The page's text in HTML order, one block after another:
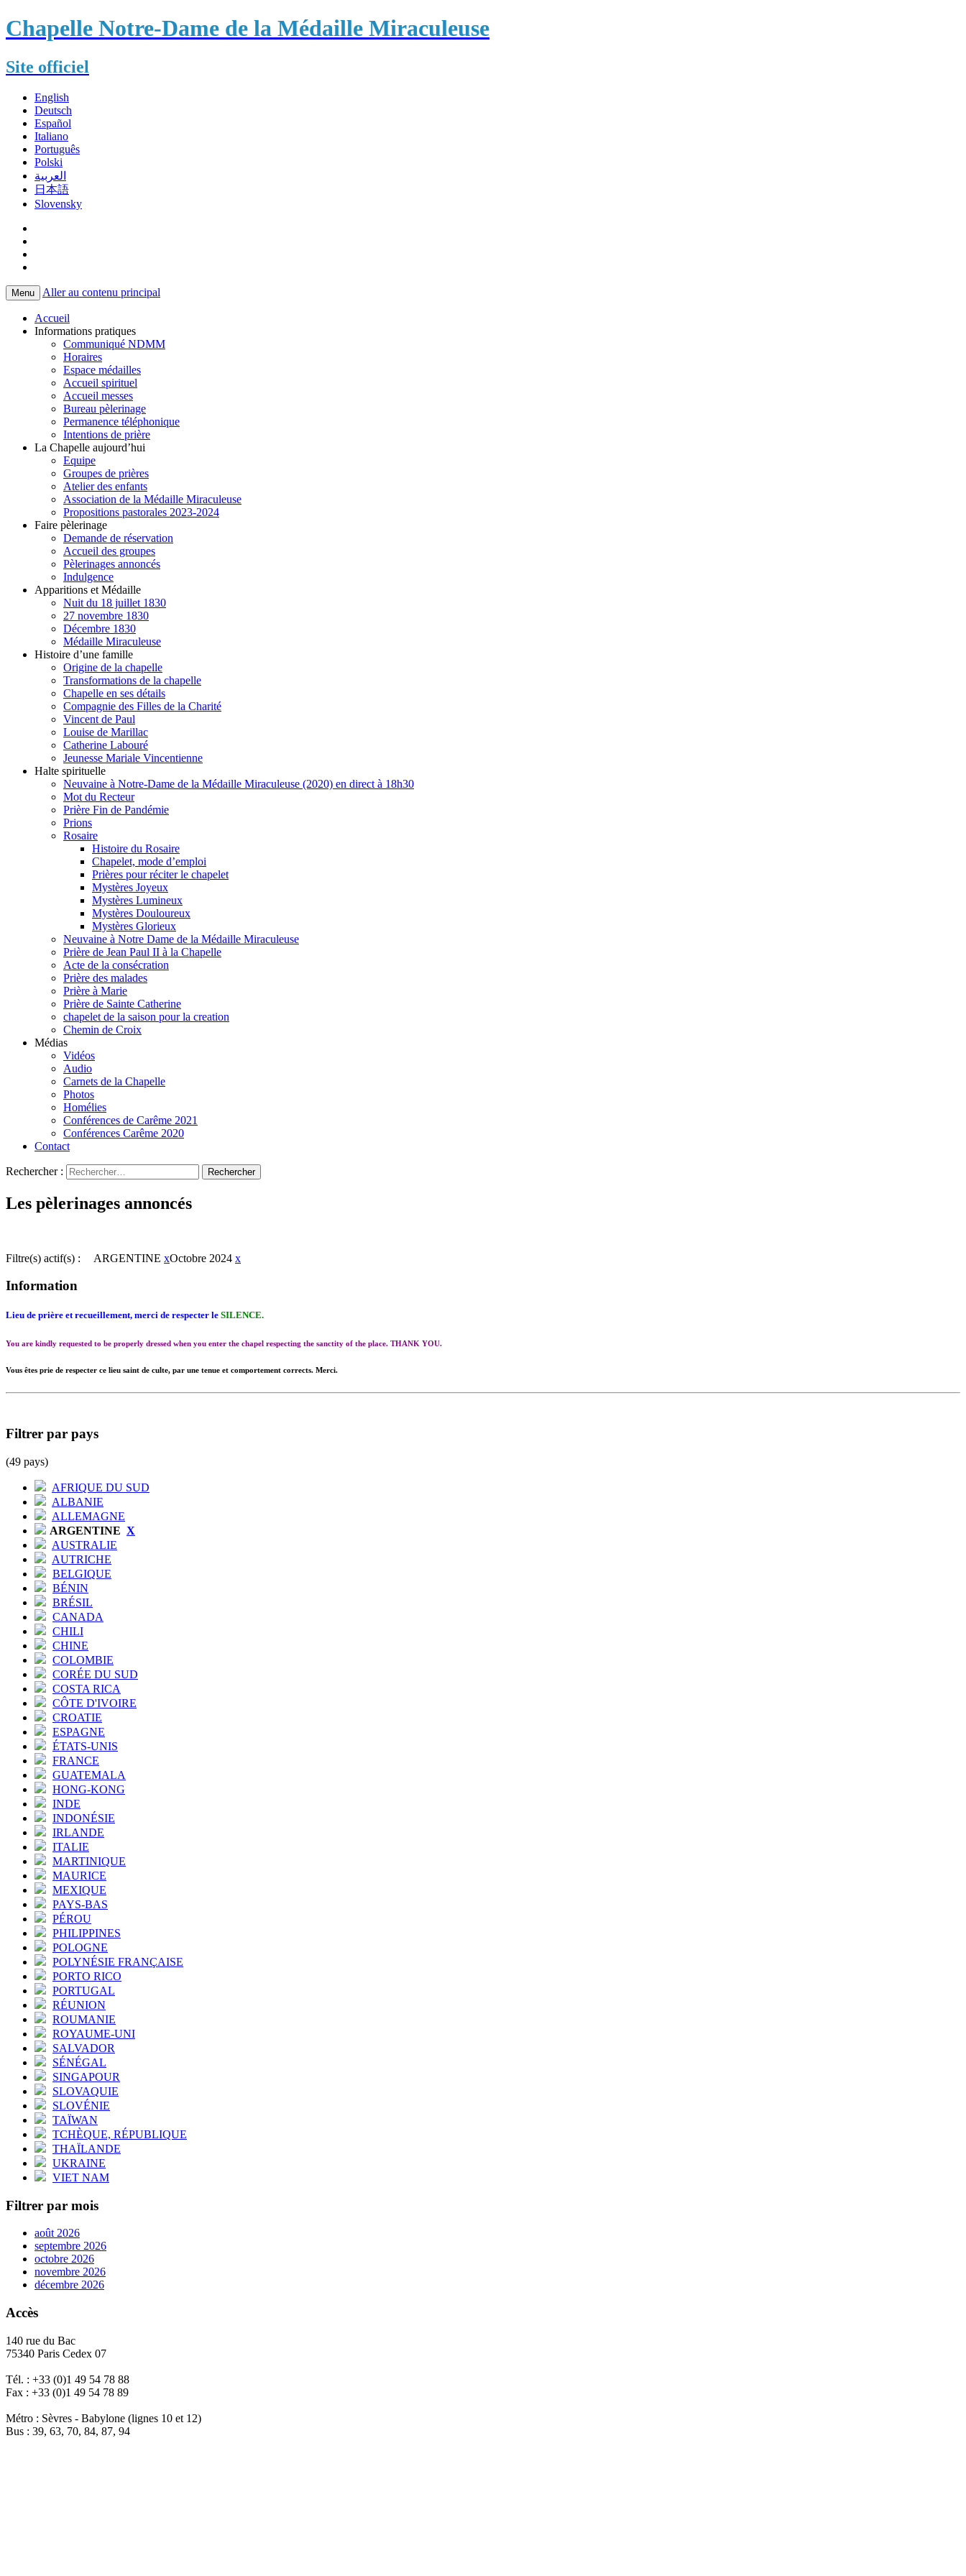
Chapelle Notre-Dame de la Médaille Miraculeuse
Site officiel
English
Deutsch
Español
Italiano
Português
Polski
العربية
日本語
Slovensky
Menu Aller au contenu principal
Accueil
Informations pratiques
Communiqué NDMM
Horaires
Espace médailles
Accueil spirituel
Accueil messes
Bureau pèlerinage
Permanence téléphonique
Intentions de prière
La Chapelle aujourd’hui
Equipe
Groupes de prières
Atelier des enfants
Association de la Médaille Miraculeuse
Propositions pastorales 2023-2024
Faire pèlerinage
Demande de réservation
Accueil des groupes
Pèlerinages annoncés
Indulgence
Apparitions et Médaille
Nuit du 18 juillet 1830
27 novembre 1830
Décembre 1830
Médaille Miraculeuse
Histoire d’une famille
Origine de la chapelle
Transformations de la chapelle
Chapelle en ses détails
Compagnie des Filles de la Charité
Vincent de Paul
Louise de Marillac
Catherine Labouré
Jeunesse Mariale Vincentienne
Halte spirituelle
Neuvaine à Notre-Dame de la Médaille Miraculeuse (2020) en direct à 18h30
Mot du Recteur
Prière Fin de Pandémie
Prions
Rosaire
Histoire du Rosaire
Chapelet, mode d’emploi
Prières pour réciter le chapelet
Mystères Joyeux
Mystères Lumineux
Mystères Douloureux
Mystères Glorieux
Neuvaine à Notre Dame de la Médaille Miraculeuse
Prière de Jean Paul II à la Chapelle
Acte de la consécration
Prière des malades
Prière à Marie
Prière de Sainte Catherine
chapelet de la saison pour la creation
Chemin de Croix
Médias
Vidéos
Audio
Carnets de la Chapelle
Photos
Homélies
Conférences de Carême 2021
Conférences Carême 2020
Contact
Rechercher :
Les pèlerinages annoncés
Filtre(s) actif(s) : ARGENTINE xOctobre 2024 x
Information
Lieu de prière et recueillement, merci de respecter le SILENCE.
You are kindly requested to be properly dressed when you enter the chapel respecting the sanctity of the place. THANK YOU.
Vous êtes prie de respecter ce lieu saint de culte, par une tenue et comportement corrects. Merci.
Filtrer par pays
(49 pays)
AFRIQUE DU SUD
ALBANIE
ALLEMAGNE
ARGENTINE X
AUSTRALIE
AUTRICHE
BELGIQUE
BÉNIN
BRÉSIL
CANADA
CHILI
CHINE
COLOMBIE
CORÉE DU SUD
COSTA RICA
CÔTE D'IVOIRE
CROATIE
ESPAGNE
ÉTATS-UNIS
FRANCE
GUATEMALA
HONG-KONG
INDE
INDONÉSIE
IRLANDE
ITALIE
MARTINIQUE
MAURICE
MEXIQUE
PAYS-BAS
PÉROU
PHILIPPINES
POLOGNE
POLYNÉSIE FRANÇAISE
PORTO RICO
PORTUGAL
RÉUNION
ROUMANIE
ROYAUME-UNI
SALVADOR
SÉNÉGAL
SINGAPOUR
SLOVAQUIE
SLOVÉNIE
TAÏWAN
TCHÈQUE, RÉPUBLIQUE
THAÏLANDE
UKRAINE
VIET NAM
Filtrer par mois
août 2026
septembre 2026
octobre 2026
novembre 2026
décembre 2026
Accès
140 rue du Bac
75340 Paris Cedex 07
Tél. : +33 (0)1 49 54 78 88
Fax : +33 (0)1 49 54 78 89
Métro : Sèvres - Babylone (lignes 10 et 12)
Bus : 39, 63, 70, 84, 87, 94